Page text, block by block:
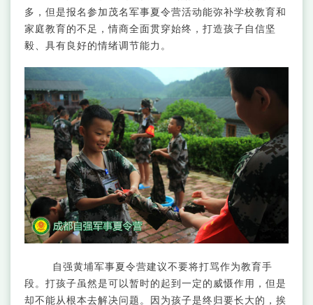
多，但是报名参加茂名军事夏令营活动能弥补学校教育和
家庭教育的不足，情商全面贯穿始终，打造孩子自信坚
毅、具有良好的情绪调节能力。
自强黄埔军事夏令营建议不要将打骂作为教育手
段。打孩子虽然是可以暂时的起到一定的威慑作用，但是
却不能从根本去解决问题。因为孩子是终归要长大的，挨